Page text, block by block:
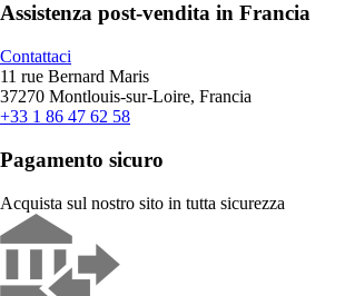
Assistenza post-vendita in Francia
Contattaci
11 rue Bernard Maris
37270 Montlouis-sur-Loire, Francia
+33 1 86 47 62 58
Pagamento sicuro
Acquista sul nostro sito in tutta sicurezza